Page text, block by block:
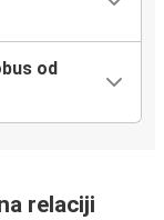
od
relaciji